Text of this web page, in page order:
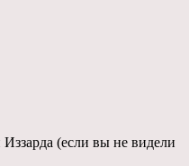
(если вы не видели